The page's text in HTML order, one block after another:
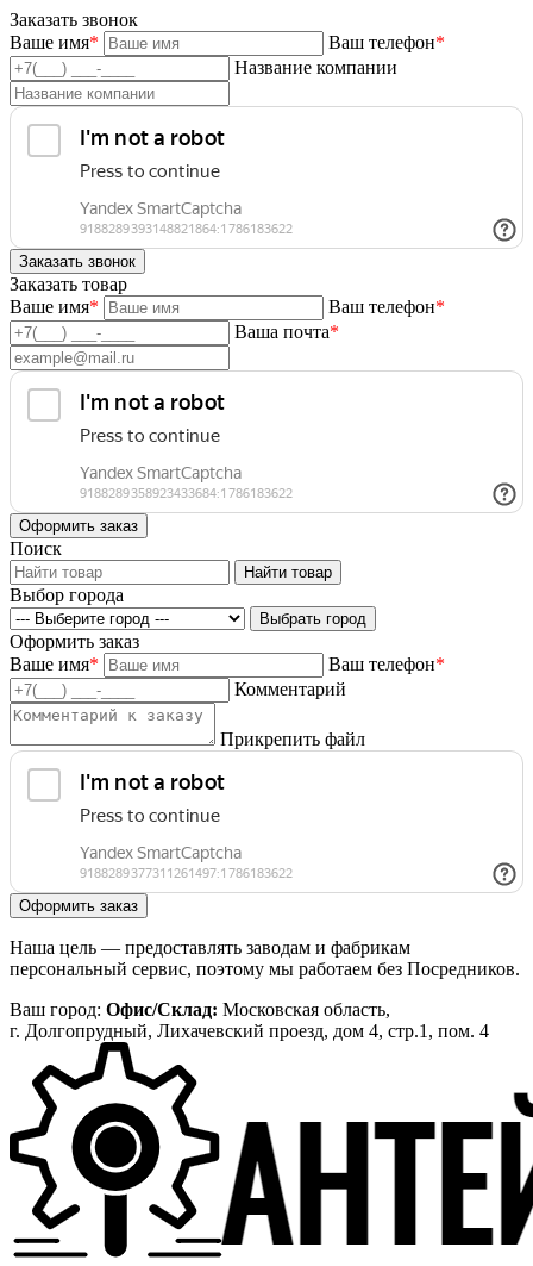
Заказать звонок
Ваше имя* Ваш телефон*
Название компании
Заказать товар
Ваше имя* Ваш телефон*
Ваша почта*
Поиск
Выбор города
Оформить заказ
Ваше имя* Ваш телефон*
Комментарий
Прикрепить файл
Наша цель — предоставлять заводам и фабрикам
персональный сервис, поэтому мы работаем без Посредников.
Ваш город: Офис/Склад: Московская область,
г. Долгопрудный, Лихачевский проезд, дом 4, стр.1, пом. 4